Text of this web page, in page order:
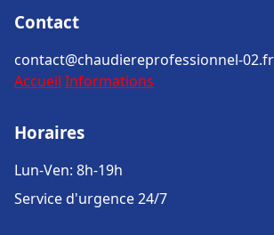
Contact
contact@chaudiereprofessionnel-02.fr
Accueil Informations
Horaires
Lun-Ven: 8h-19h
Service d'urgence 24/7